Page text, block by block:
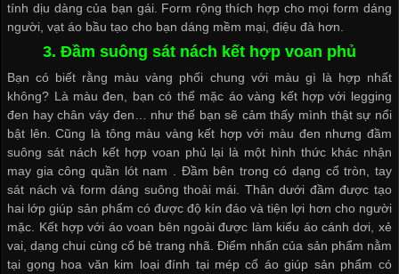
tính dịu dàng của bạn gái. Form rộng thích hợp cho mọi form dáng
người, vạt áo bầu tạo cho bạn dáng mềm mại, điệu đà hơn.
3. Đầm suông sát nách kết hợp voan phủ
Bạn có biết rằng màu vàng phối chung với màu gì là hợp nhất
không? Là màu đen, bạn có thể mặc áo vàng kết hợp với legging
đen hay chân váy đen… như thế bạn sẽ cảm thấy mình thật sự nổi
bật lên. Cũng là tông màu vàng kết hợp với màu đen nhưng đầm
suông sát nách kết hợp voan phủ lại là một hình thức khác nhận
may gia công quần lót nam . Đầm bên trong có dạng cổ tròn, tay
sát nách và form dáng suông thoải mái. Thân dưới đầm được tạo
hai lớp giúp sản phẩm có được độ kín đáo và tiện lợi hơn cho người
mặc. Kết hợp với áo voan bên ngoài được làm kiểu áo cánh dơi, xẻ
vai, dạng chui cùng cổ bẻ trang nhã. Điểm nhấn của sản phẩm nằm
tại gọng hoa văn kim loại đính tại mép cổ áo giúp sản phẩm có